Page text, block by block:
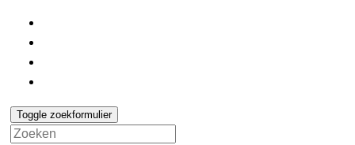
Toggle zoekformulier
Search